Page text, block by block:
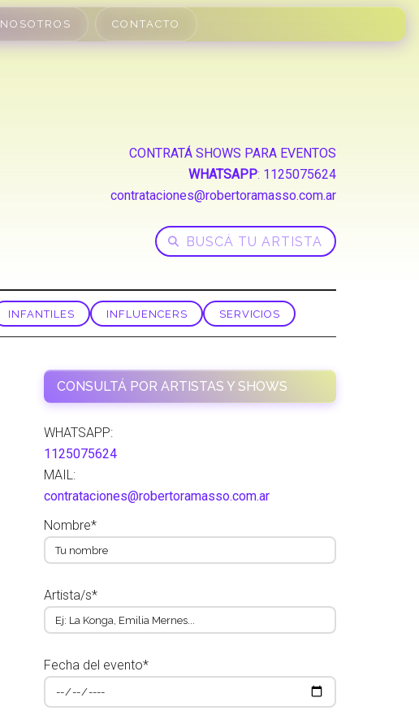
NOSOTROS CONTACTO
CONTRATÁ SHOWS PARA EVENTOS
WHATSAPP: 1125075624
contrataciones@robertoramasso.com.ar
INFANTILES INFLUENCERS SERVICIOS
CONSULTÁ POR ARTISTAS Y SHOWS
WHATSAPP:
1125075624
MAIL:
contrataciones@robertoramasso.com.ar
Nombre*
Artista/s*
Fecha del evento*